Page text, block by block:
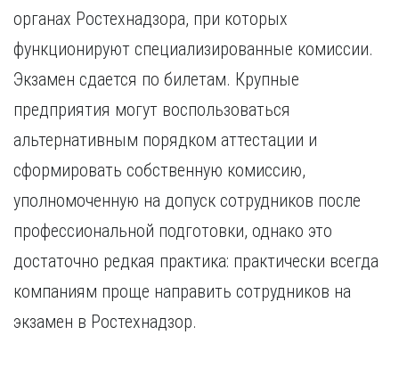
органах Ростехнадзора, при которых
функционируют специализированные комиссии.
Экзамен сдается по билетам. Крупные
предприятия могут воспользоваться
альтернативным порядком аттестации и
сформировать собственную комиссию,
уполномоченную на допуск сотрудников после
профессиональной подготовки, однако это
достаточно редкая практика: практически всегда
компаниям проще направить сотрудников на
экзамен в Ростехнадзор.